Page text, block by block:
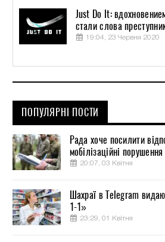
Just Do It:
стали слова
19:04, 23 Червня 2020
ПОПУЛЯРНІ ПОСТИ
Рада хоче посилити
мобілізаційні порушення
20:07, 03 Квітня
Шахраї в Telegram
1-1»
23:29, 01 Квітня